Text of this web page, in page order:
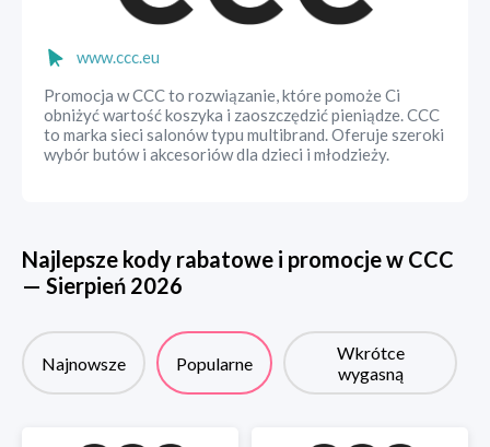
www.ccc.eu
Promocja w CCC to rozwiązanie, które pomoże Ci
obniżyć wartość koszyka i zaoszczędzić pieniądze. CCC
to marka sieci salonów typu multibrand. Oferuje szeroki
wybór butów i akcesoriów dla dzieci i młodzieży.
Najlepsze kody rabatowe i promocje w CCC
— Sierpień 2026
Najnowsze Popularne
Wkrótce
wygasną